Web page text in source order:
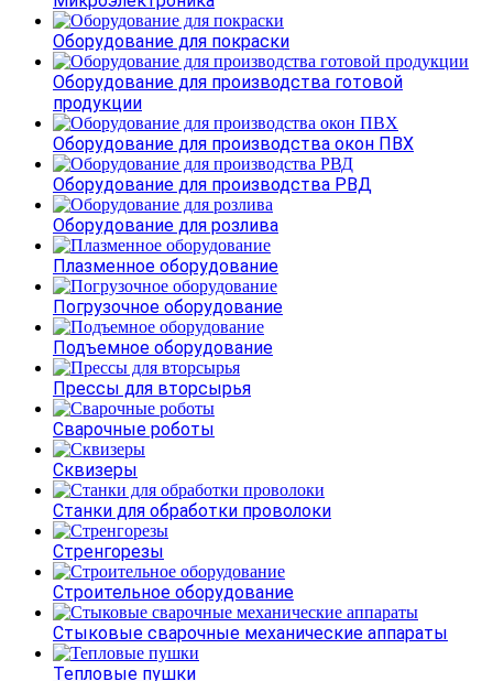
Оборудование для покраски
Оборудование для производства готовой
продукции
Оборудование для производства окон ПВХ
Оборудование для производства РВД
Оборудование для розлива
Плазменное оборудование
Погрузочное оборудование
Подъемное оборудование
Прессы для вторсырья
Сварочные роботы
Сквизеры
Станки для обработки проволоки
Стренгорезы
Строительное оборудование
Стыковые сварочные механические аппараты
Тепловые пушки